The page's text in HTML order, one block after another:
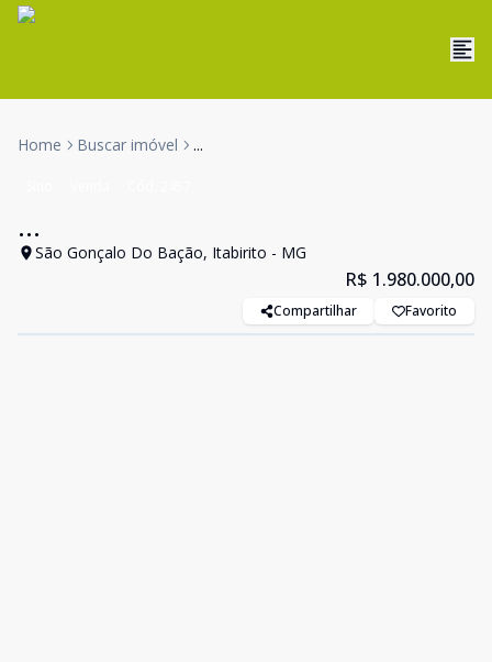
Home Buscar imóvel ...
...
São Gonçalo Do Bação, Itabirito - MG
R$ 1.980.000,00
Compartilhar Favorito